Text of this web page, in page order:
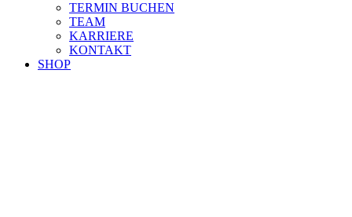
TERMIN BUCHEN
TEAM
KARRIERE
KONTAKT
SHOP